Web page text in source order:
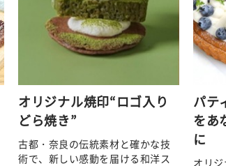
オリジナル焼印“ロゴ入り
どら焼き”
古都・奈良の伝統素材と確かな技
術で、新しい感動を届ける和洋ス
パテ
をあ
に
オリ